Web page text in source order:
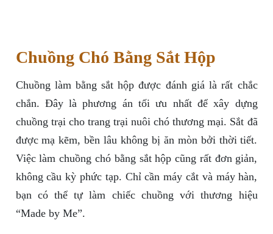
Chuồng Chó Bằng Sắt Hộp
Chuồng làm bằng sắt hộp được đánh giá là rất chắc
chắn. Đây là phương án tối ưu nhất để xây dựng
chuồng trại cho trang trại nuôi chó thương mại. Sắt đã
được mạ kẽm, bền lâu không bị ăn mòn bởi thời tiết.
Việc làm chuồng chó bằng sắt hộp cũng rất đơn giản,
không cầu kỳ phức tạp. Chỉ cần máy cắt và máy hàn,
bạn có thể tự làm chiếc chuồng với thương hiệu
“Made by Me”.